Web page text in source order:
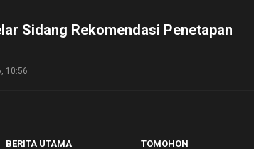
Sidang Rekomendasi Penetapan
10:56
BERITA UTAMA TOMOHON